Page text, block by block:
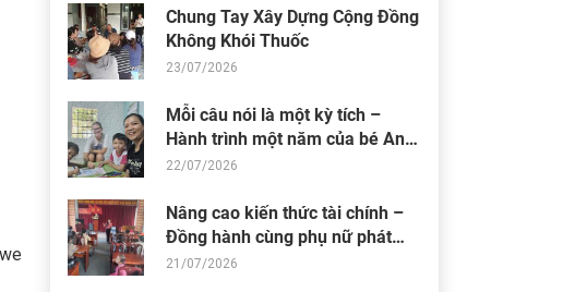
Chung Tay Xây Dựng Cộng Đồng
Không Khói Thuốc
23/07/2026
Mỗi câu nói là một kỳ tích –
Hành trình một năm của bé An
Nhiên (Bối)
22/07/2026
Nâng cao kiến thức tài chính –
Đồng hành cùng phụ nữ phát
triển sinh kế bền vững
21/07/2026